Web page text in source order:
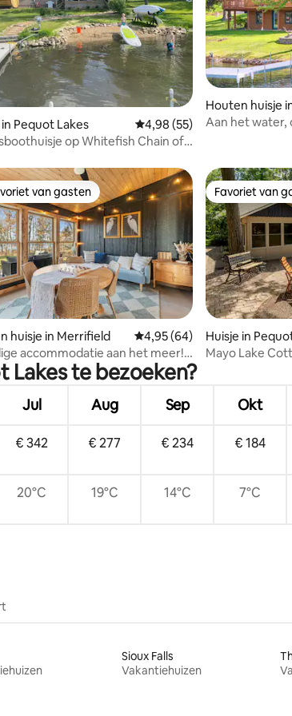
van 4,98 uit 5, 43 recensies
Pequot Lakes Gemiddelde beoordeling
4,98 (55)
op Whitefish Chain of
Houten huisje
s
Aan het water,
van 4,97 uit 5, 86 recensies
van gasten
van gasten
huisje in Merrifield Gemiddelde beoordeling
4,95 (64)
accommodatie aan het meer!
vuurplaats, spelletjes en
Favoriet van
Favoriet van
Huisje in
Mayo Lake
Lakes te bezoeken?
Jul Aug Sep Okt
€ 342 € 277 € 234 € 184
20°C 19°C 14°C 7°C
Sioux Falls
Vakantiehuizen